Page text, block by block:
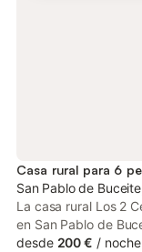
Casa rural para 6
San Pablo de
La casa rural Los 2
en San Pablo de
vistas a la montaña.
desde 200 € / noche